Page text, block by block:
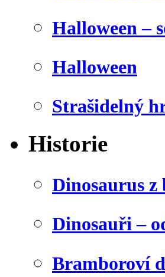
Halloween –
Halloween
Strašidelný
Historie
Dinosaurus
Dinosauři –
Bramboroví